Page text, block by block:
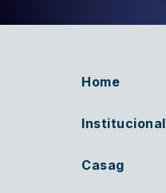
Home
Institucional
Casag